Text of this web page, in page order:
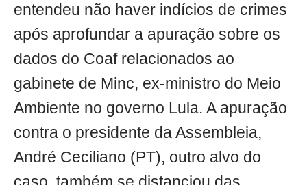
entendeu não haver indícios de crimes
após aprofundar a apuração sobre os
dados do Coaf relacionados ao
gabinete de Minc, ex-ministro do Meio
Ambiente no governo Lula. A apuração
contra o presidente da Assembleia,
André Ceciliano (PT), outro alvo do